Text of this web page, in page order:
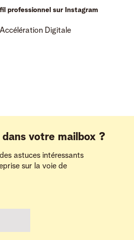
professionnel sur Instagram
Digitale
votre mailbox ?
astuces intéressants
sur la voie de